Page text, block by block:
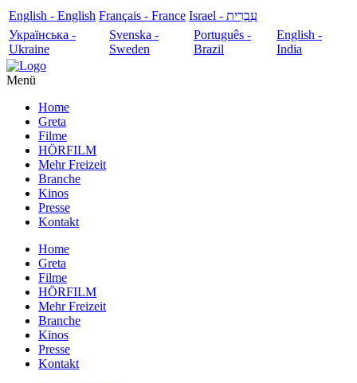
English - English Français - France
עִבְרִית - Israel
Українська -
Ukraine
Svenska -
Sweden
Português -
Brazil
English -
India
Menü
Home
Greta
Filme
HÖRFILM
Mehr Freizeit
Branche
Kinos
Presse
Kontakt
Home
Greta
Filme
HÖRFILM
Mehr Freizeit
Branche
Kinos
Presse
Kontakt